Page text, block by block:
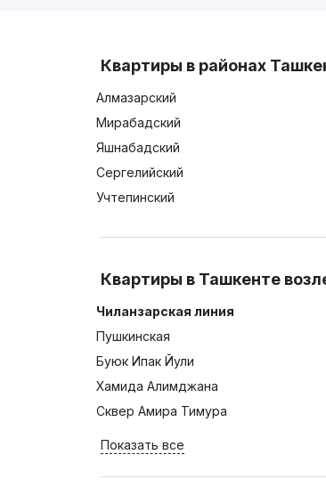
Квартиры в районах
Алмазарский
Мирабадский
Яшнабадский
Сергелийский
Учтепинский
Квартиры в Ташкенте
Чиланзарская линия
Пушкинская
Буюк Ипак Йули
Хамида Алимджана
Сквер Амира Тимура
Показать все